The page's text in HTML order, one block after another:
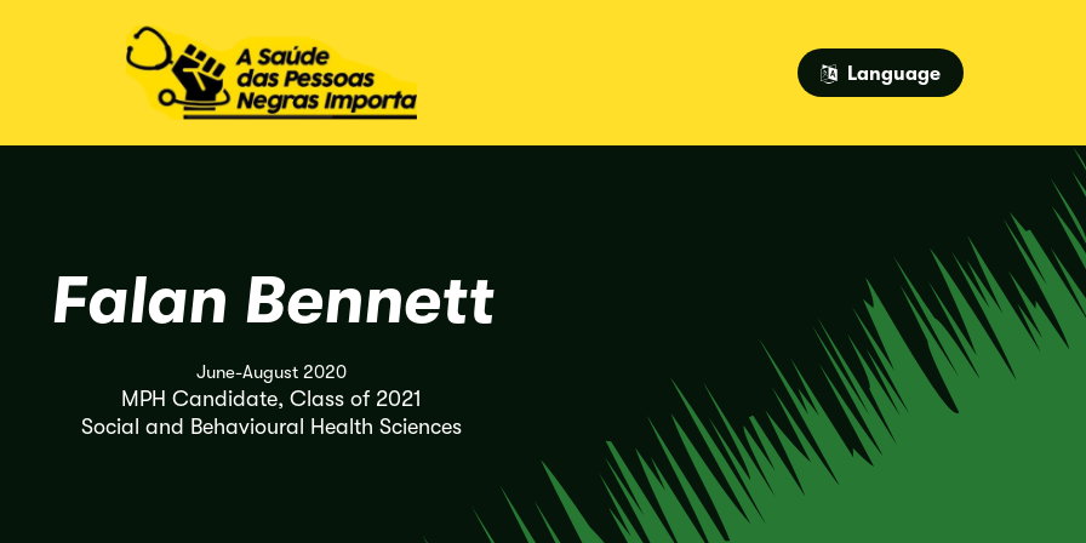
Language
Falan Bennett
June-August 2020
MPH Candidate, Class of 2021
Social and Behavioural Health Sciences